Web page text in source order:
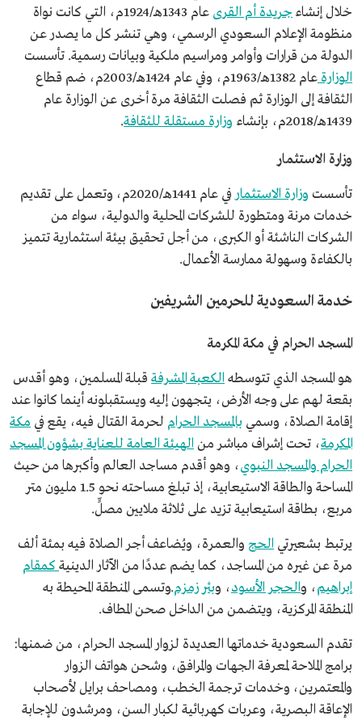
خلال إنشاءجريدة أم القرى
عام 1343هـ/1924م، التي كانت نواة
منظومة الإعلام السعودي الرسمي، وهي تنشر كل ما يصدر عن
الدولة من قرارات وأوامر ومراسيم ملكية وبيانات رسمية. تأسست
الوزارة
عام 1382هـ/1963م، وفي عام 1424هـ/2003م، ضم قطاع
الثقافة إلى الوزارة ثم فصلت الثقافة مرة أخرى عن الوزارة عام
1439هـ/2018م، بإنشاء
وزارة مستقلة للثقافة.
وزارة الاستثمار
تأسست وزارة الاستثمار
في عام 1441هـ/2020م، وتعمل على تقديم
خدمات مرنة ومتطورة للشركات المحلية والدولية، سواء من
الشركات الناشئة أو الكبرى، من أجل تحقيق بيئة استثمارية تتميز
بالكفاءة وسهولة ممارسة الأعمال.
خدمة السعودية للحرمين الشريفين
المسجد الحرام في مكة المكرمة
هو المسجد الذي تتوسطه الكعبة المشرفة قبلة المسلمين، وهو أقدس
بقعة لهم على وجه الأرض، يتجهون إليه ويستقبلونه أينما كانوا عند
إقامة الصلاة، وسمي بالمسجد الحرام لحرمة القتال فيه، يقع في مكة
المكرمة، تحت إشراف مباشر من الهيئة العامة للعناية بشؤون المسجد
الحرام والمسجد النبوي، وهو أقدم مساجد العالم وأكبرها من حيث
المساحة والطاقة الاستيعابية، إذ تبلغ مساحته نحو 1.5 مليون متر
مربع، بطاقة استيعابية تزيد على ثلاثة ملايين مصلٍّ.
يرتبط بشعيرتي الحج والعمرة، ويُضاعف أجر الصلاة فيه بمئة ألف
مرة عن غيره من المساجد، كما يضم عددًا من الآثار الدينية كمقام
إبراهيم، والحجر الأسود، وبئر زمزم.وتسمى المنطقة المحيطة به
المنطقة المركزية، ويتضمن من الداخل صحن المطاف.
تقدم السعودية خدماتها العديدة لزوار المسجد الحرام، من ضمنها:
برامج الملاحة لمعرفة الجهات والمرافق، وشحن هواتف الزوار
والمعتمرين، وخدمات ترجمة الخطب، ومصاحف برايل لأصحاب
الإعاقة البصرية، وعربات كهربائية لكبار السن، ومرشدون للإجابة